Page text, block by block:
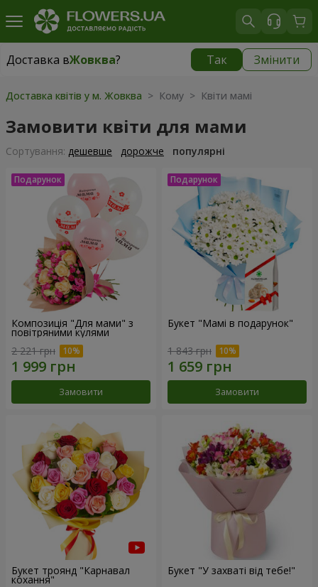
Доставка вЖовква? Так Змінити
Доставка вЖовква|
Доставка квітів у м. Жовква > Кому > Квіти мамі
Замовити квіти для мами
Сортування: дешевше дорожче популярні
Композиція "Для мами" з
повітряними кулями
2 221 грн
Замовити
Букет "Мамі в подарунок"
1 843 грн
Замовити
Букет троянд "Карнавал
кохання"
Букет "У захваті від тебе!"